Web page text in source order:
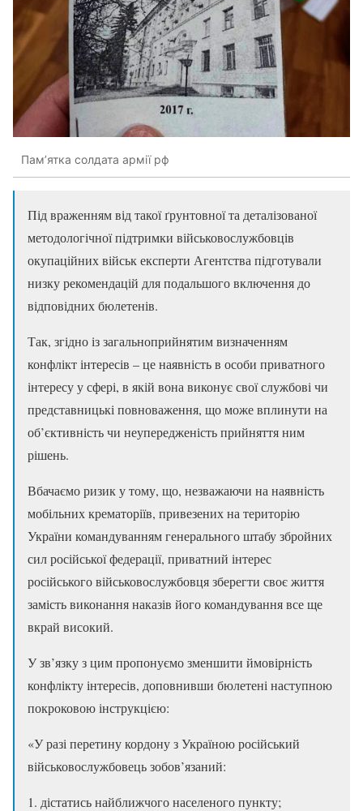
Пам’ятка солдата армії рф
Під враженням від такої ґрунтовної та деталізованої
методологічної підтримки військовослужбовців
окупаційних військ експерти Агентства підготували
низку рекомендацій для подальшого включення до
відповідних бюлетенів.
Так, згідно із загальноприйнятим визначенням
конфлікт інтересів – це наявність в особи приватного
інтересу у сфері, в якій вона виконує свої службові чи
представницькі повноваження, що може вплинути на
об’єктивність чи неупередженість прийняття ним
рішень.
Вбачаємо ризик у тому, що, незважаючи на наявність
мобільних крематоріїв, привезених на територію
України командуванням генерального штабу збройних
сил російської федерації, приватний інтерес
російського військовослужбовця зберегти своє життя
замість виконання наказів його командування все ще
вкрай високий.
У зв’язку з цим пропонуємо зменшити ймовірність
конфлікту інтересів, доповнивши бюлетені наступною
покроковою інструкцією:
«У разі перетину кордону з Україною російський
військовослужбовець зобов’язаний:
дістатись найближчого населеного пункту;